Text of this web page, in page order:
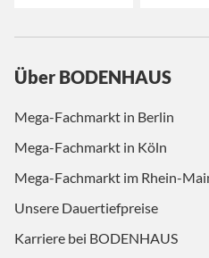
Über BODENHAUS
Mega-Fachmarkt in Berlin
Mega-Fachmarkt in Köln
Mega-Fachmarkt im Rhein-
Unsere Dauertiefpreise
Karriere bei BODENHAUS